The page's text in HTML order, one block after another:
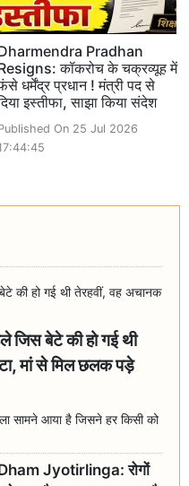
Pradhan
कॉकरोच के चक्रव्यूह में
धर्मेंद्र प्रधान ! मंत्री पद से
इस्तीफा, साझा किया संदेश
On 25 Jul 2026
बेटे की हो गई थी
मां से मिल छलक पड़े
सामने आया है जिसने हर किसी को
Jyotirlinga: रोगों